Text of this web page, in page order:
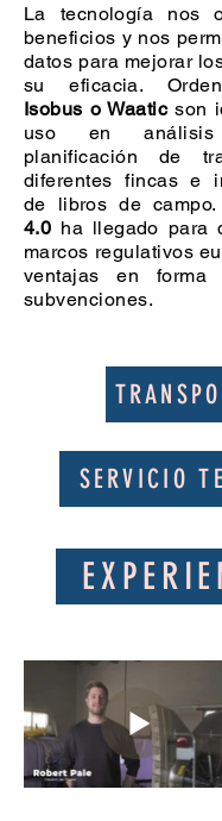
La tecnología nos
beneficios y nos
datos para mejorar
su eficacia.
Isobus o Waaticson
uso en
planificación de
diferentes fincas e
de libros de
4.0 ha llegado para
marcos regulativos
ventajas en
subvenciones.
SERVICIO